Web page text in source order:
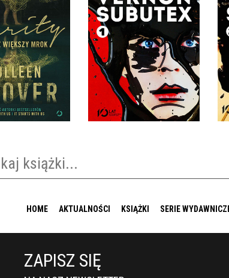
WIĘKSZY
MROK
HOOVER
MIĘKKA
ZŁ
VERNON SUBUTEX
VIRGINIE DESPENTES
OPRAWA MIĘKKA
39,90 ZŁ
HOME AKTUALNOŚCI KSIĄŻKI SERIE
ZAPISZ SIĘ